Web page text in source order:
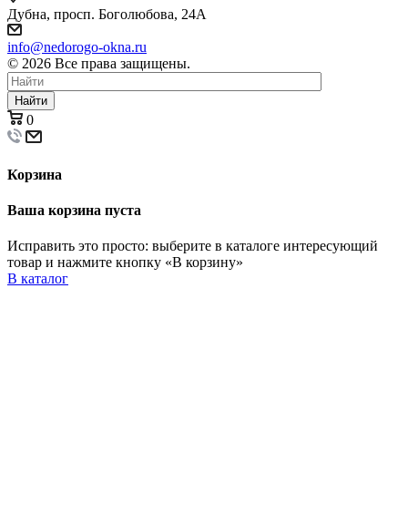
Дубна, просп. Боголюбова, 24А
info@nedorogo-okna.ru
© 2026 Все права защищены.
Найти
0
Корзина
Ваша корзина пуста
Исправить это просто: выберите в каталоге интересующий
товар и нажмите кнопку «В корзину»
В каталог